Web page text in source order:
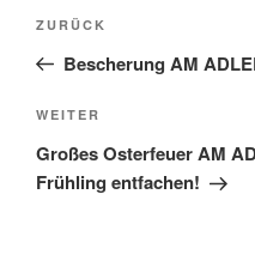
Beitragsnavigation
Vorheriger
Beitrag
ZURÜCK
Bescherung AM
Nächster
Beitrag
WEITER
Großes Osterfeuer AM
Frühling entfachen!